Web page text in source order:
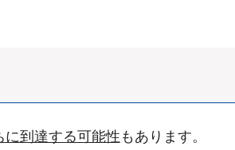
に到達する可能性 もあります。